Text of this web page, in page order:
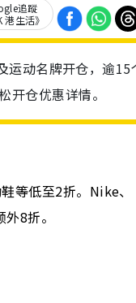
追蹤
港生活》
运动名牌开仓，逾15
仓优惠详情。
等低至2折。Nike、
8折。